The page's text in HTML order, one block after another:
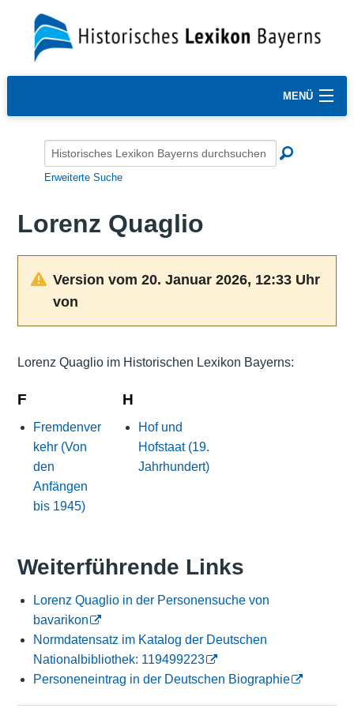
MENÜ
Erweiterte Suche
Lorenz Quaglio
Version vom 20. Januar 2026, 12:33 Uhr
von
Lorenz Quaglio im Historischen Lexikon Bayerns:
F
Fremdenver
kehr (Von
den
Anfängen
bis 1945)
H
Hof und
Hofstaat (19.
Jahrhundert)
Weiterführende Links
Lorenz Quaglio in der Personensuche von
bavarikon
Normdatensatz im Katalog der Deutschen
Nationalbibliothek: 119499223
Personeneintrag in der Deutschen Biographie